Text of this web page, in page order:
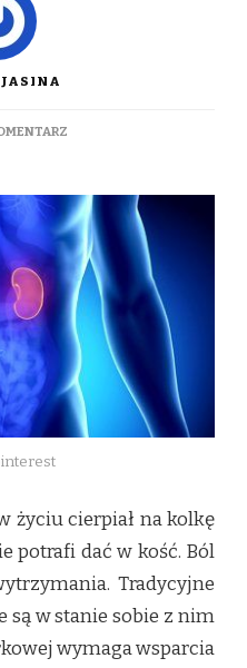
DO
–
SPRAWDŹ
JAK
SOBIE
Z
NIĄ
RADZIĆ
życiu cierpiał na kolkę
potrafi dać w kość. Ból
Tradycyjne
są w stanie sobie z nim
wymaga wsparcia